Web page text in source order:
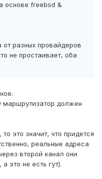
основе freebsd &
от разных провайдеров
не простаивает, оба
маршрутизатор должен
это значит, что придется
реальные адреса
второй канал они
это не есть гут).